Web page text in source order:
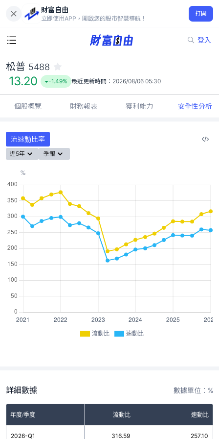
財富自由
立即使用APP，開啟您的股市智慧導航！
打開
登入
13.20
-1.49%
松普 5488
13.20 -1.49% 最近更新時間： 2026/08/06 05:30
個股概覽 財務報表 獲利能力 安全性分析
流速動比率
近5年 季報
流動比 速動比
詳細數據 數據單位：%
年度/季度 流動比 速動比
2026-Q1 316.59 257.10